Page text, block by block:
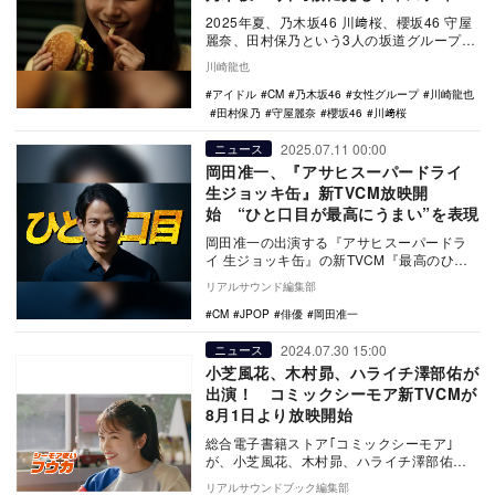
グ戦略
2025年夏、乃木坂46 川﨑桜、櫻坂46 守屋
麗奈、田村保乃という3人の坂道グループの
に…
川崎龍也
アイドル
CM 乃木坂46 女性グループ
川崎龍也
田村保乃
守屋麗奈 櫻坂46 川﨑桜
ニュース 2025.07.11 00:00
岡田准一、『アサヒスーパードライ
生ジョッキ缶』新TVCM放映開
始 “ひと口目が最高にうまい”を表現
岡田准一の出演する『アサヒスーパードラ
イ 生ジョッキ缶』の新TVCM『最高のひと
口目』篇が、本日7月10日より放映となっ
た。 …
リアルサウンド編集部
CM
JPOP 俳優 岡田准一
ニュース 2024.07.30 15:00
小芝風花、木村昴、ハライチ澤部佑が
出演！ コミックシーモア新TVCMが
8月1日より放映開始
総合電子書籍ストア｢コミックシーモア｣
が、小芝風花、木村昴、ハライチ澤部佑が
出演する新TVCM「３人のマンガ好き マン
リアルサウンドブック編集部